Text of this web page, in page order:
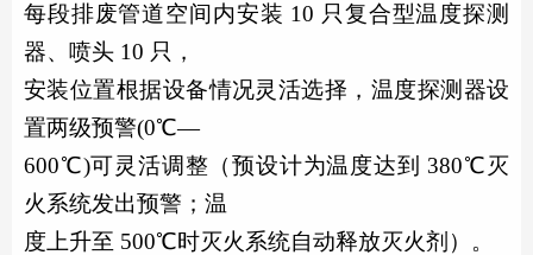
每段排废管道空间内安装 10 只复合型温度探测
器、喷头 10 只，
安装位置根据设备情况灵活选择，温度探测器设
置两级预警(0℃—
600℃)可灵活调整（预设计为温度达到 380℃灭
火系统发出预警；温
度上升至 500℃时灭火系统自动释放灭火剂）。